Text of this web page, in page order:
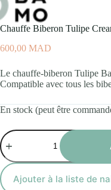
Chauffe Biberon Tulipe
600,00 MAD
Le chauffe-biberon Tulipe
Compatible avec tous les
En stock (peut être
quantité
de
Chauffe
Biberon
Tulipe
CreamAjouter à la liste de